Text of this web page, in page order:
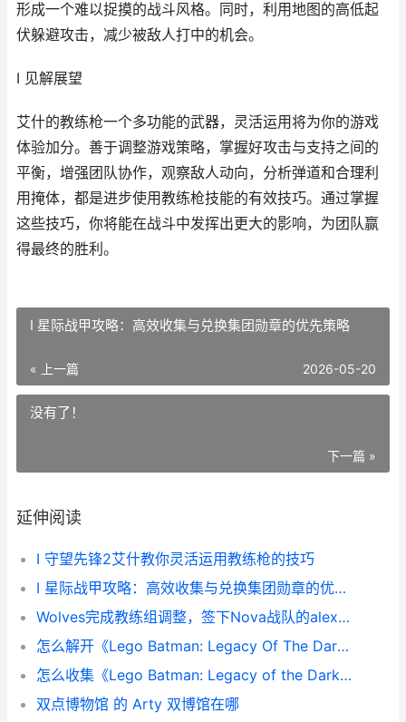
形成一个难以捉摸的战斗风格。同时，利用地图的高低起
伏躲避攻击，减少被敌人打中的机会。
I 见解展望
艾什的教练枪一个多功能的武器，灵活运用将为你的游戏
体验加分。善于调整游戏策略，掌握好攻击与支持之间的
平衡，增强团队协作，观察敌人动向，分析弹道和合理利
用掩体，都是进步使用教练枪技能的有效技巧。通过掌握
这些技巧，你将能在战斗中发挥出更大的影响，为团队赢
得最终的胜利。
I 星际战甲攻略：高效收集与兑换集团勋章的优先策略
« 上一篇 2026-05-20
没有了！
下一篇 »
延伸阅读
I 守望先锋2艾什教你灵活运用教练枪的技巧
I 星际战甲攻略：高效收集与兑换集团勋章的优先策略
Wolves完成教练组调整，签下Nova战队的alexRr lolwe教练
怎么解开《Lego Batman: Legacy Of The Dark Knight》中全部的韦恩科技储物箱 lego commander怎么用
怎么收集《Lego Batman: Legacy of the Dark Knight》中全部潜入任务的收集品 lego land在哪里
双点博物馆 的 Arty 双博馆在哪